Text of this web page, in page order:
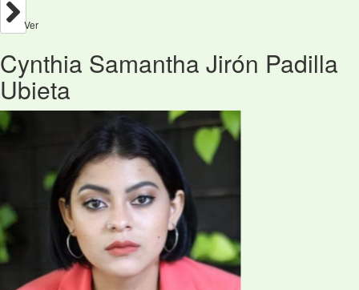
Ver
Cynthia Samantha Jirón Padilla
Ubieta